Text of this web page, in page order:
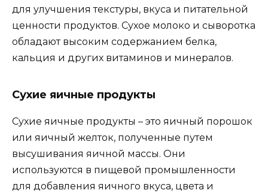
для улучшения текстуры, вкуса и питательной
ценности продуктов. Сухое молоко и сыворотка
обладают высоким содержанием белка,
кальция и других витаминов и минералов.
Сухие яичные продукты
Сухие яичные продукты – это яичный порошок
или яичный желток, полученные путем
высушивания яичной массы. Они
используются в пищевой промышленности
для добавления яичного вкуса, цвета и